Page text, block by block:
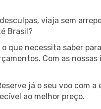
viaja sem
Brasil?
que necessita saber
Com as
já o seu voo com a
ao melhor preço.